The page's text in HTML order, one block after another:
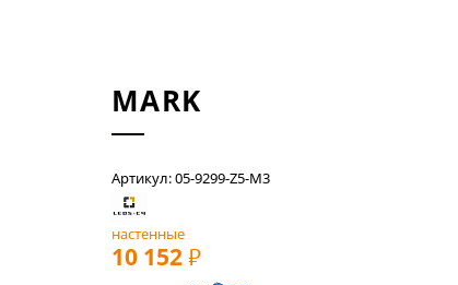
MARK
Артикул: 05-9299-Z5-M3
настенные
10 152 РУБ